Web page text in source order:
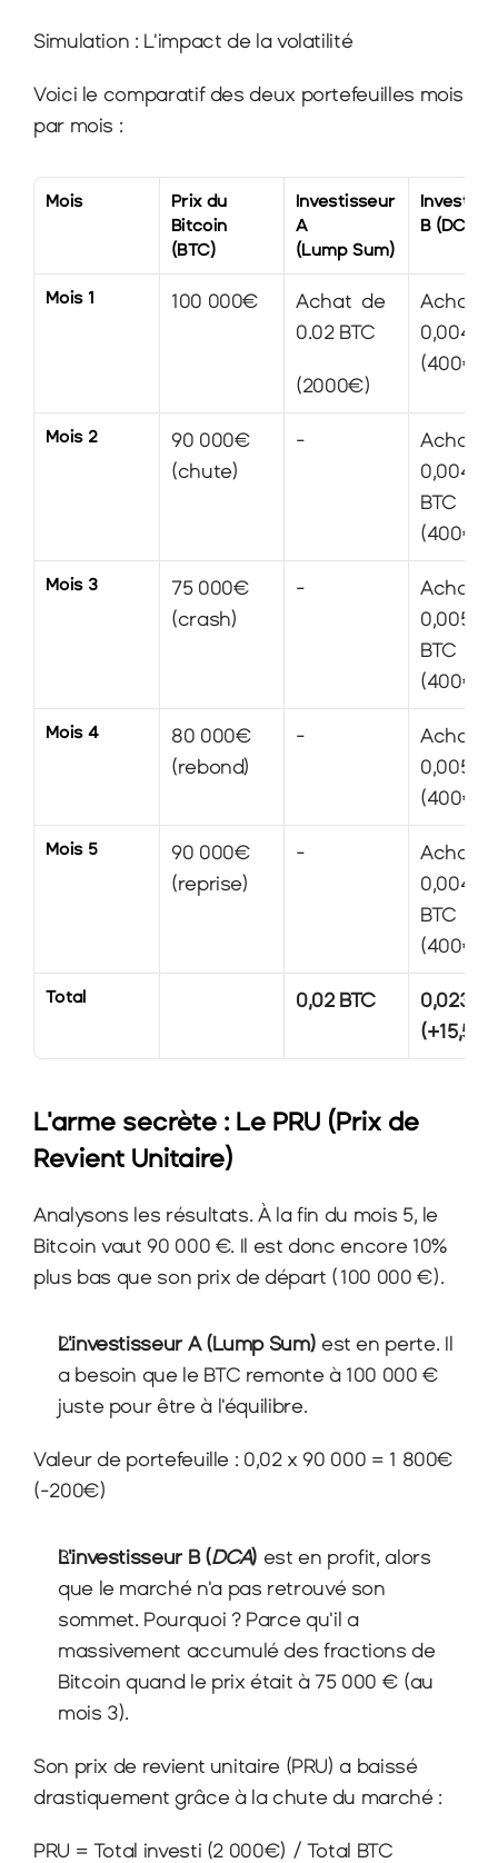
Simulation : L'impact de la volatilité
Voici le comparatif des deux portefeuilles mois
par mois :
Mois
Prix du
Bitcoin
(BTC)
Investisseur
A
(Lump Sum)
B (DCA)
Mois 1 100 000€
Achat  de
0.02 BTC
(2000€)
Achat
(400€)
Mois 2
90 000€
(chute)
-
Achat
0,0044
BTC
(400€)
Mois 3
75 000€
(crash)
-
Achat
0,0053
BTC
(400€)
Mois 4
80 000€
(rebond)
-
Achat
0,005
(400€)
Mois 5
90 000€
(reprise)
-
Achat
0,0044
BTC
(400€)
Total 0,02 BTC
0,0231
(+15,5%)
L'arme secrète : Le PRU (Prix de
Revient Unitaire)
Analysons les résultats. À la fin du mois 5, le
Bitcoin vaut 90 000 €. Il est donc encore 10%
plus bas que son prix de départ (100 000 €).
L'investisseur A (Lump Sum) est en perte. Il
a besoin que le BTC remonte à 100 000 €
juste pour être à l'équilibre.
Valeur de portefeuille : 0,02 x 90 000 = 1 800€
(-200€)
L'investisseur B (DCA) est en profit, alors
que le marché n'a pas retrouvé son
sommet. Pourquoi ? Parce qu'il a
massivement accumulé des fractions de
Bitcoin quand le prix était à 75 000 € (au
mois 3).
Son prix de revient unitaire (PRU) a baissé
drastiquement grâce à la chute du marché :
PRU = Total investi (2 000€) / Total BTC